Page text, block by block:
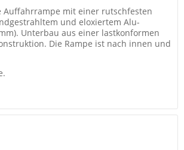
Auffahrrampe mit einer rutschfesten
und eloxiertem Alu-
Unterbau aus einer lastkonformen
Die Rampe ist nach innen und